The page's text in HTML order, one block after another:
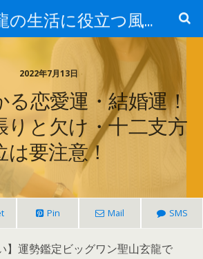
聖山玄龍の生活に役立つ風水
2022年7月13日
る恋愛運・結婚運！
りと欠け・十二支方
は要注意！
Pin Mail SMS
】運勢鑑定ビッグワン聖山玄龍で